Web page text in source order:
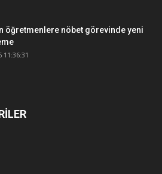
öğretmenlere nöbet görevinde yeni
11:36:31